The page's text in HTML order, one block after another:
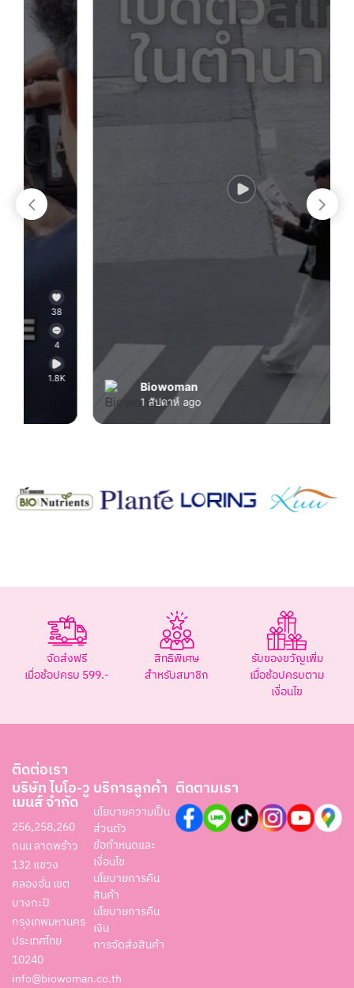
Biowoman
1 สัปดาห์ ago
จัดส่งฟรี
เมื่อช้อปครบ 599.-
สิทธิพิเศษ
สำหรับสมาชิก
รับของขวัญเพิ่ม
เมื่อช้อปครบตาม
เงื่อนไข
ติดต่อเรา
บริษัท ไบโอ-วู
เมนส์ จำกัด
256,258,260
ถนน ลาดพร้าว
132 แขวง
คลองจั่น เขต
บางกะปิ
กรุงเทพมหานคร
ประเทศไทย
10240
info@biowoman.co.th
บริการลูกค้า
นโยบายความเป็น
ส่วนตัว
ข้อกำหนดและ
เงื่อนไข
นโยบายการคืน
สินค้า
นโยบายการคืน
เงิน
การจัดส่งสินค้า
ติดตามเรา